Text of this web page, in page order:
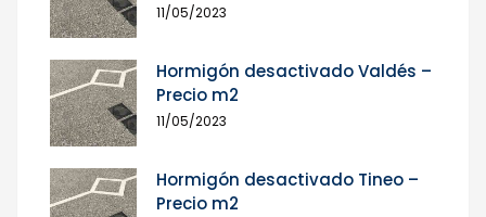
11/05/2023
Hormigón desactivado Valdés –
Precio m2
11/05/2023
Hormigón desactivado Tineo –
Precio m2